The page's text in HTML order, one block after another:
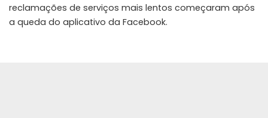
reclamações de serviços mais lentos começaram após
a queda do aplicativo da Facebook.